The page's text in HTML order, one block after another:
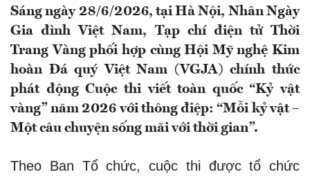
Sáng ngày 28/6/2026, tại Hà Nội, Nhân Ngày
Gia đình Việt Nam, Tạp chí điện tử Thời
Trang Vàng phối hợp cùng Hội Mỹ nghệ Kim
hoàn Đá quý Việt Nam (VGJA) chính thức
phát động Cuộc thi viết toàn quốc “Kỷ vật
vàng” năm 2026 với thông điệp: “Mỗi kỷ vật –
Một câu chuyện sống mãi với thời gian”.
Theo Ban Tổ chức, cuộc thi được tổ chức